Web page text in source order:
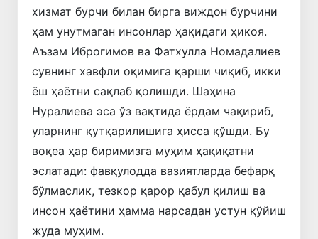
хизмат бурчи билан бирга виждон бурчини
ҳам унутмаган инсонлар ҳақидаги ҳикоя.
Аъзам Иброгимов ва Фатхулла Номадалиев
сувнинг хавфли оқимига қарши чиқиб, икки
ёш ҳаётни сақлаб қолишди. Шаҳина
Нуралиева эса ўз вақтида ёрдам чақириб,
уларнинг қутқарилишига ҳисса қўшди. Бу
воқеа ҳар биримизга муҳим ҳақиқатни
эслатади: фавқулодда вазиятларда бефарқ
бўлмаслик, тезкор қарор қабул қилиш ва
инсон ҳаётини ҳамма нарсадан устун қўйиш
жуда муҳим.